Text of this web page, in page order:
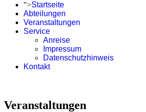
">Startseite
Abteilungen
Veranstaltungen
Service
Anreise
Impressum
Datenschutzhinweis
Kontakt
Veranstaltungen